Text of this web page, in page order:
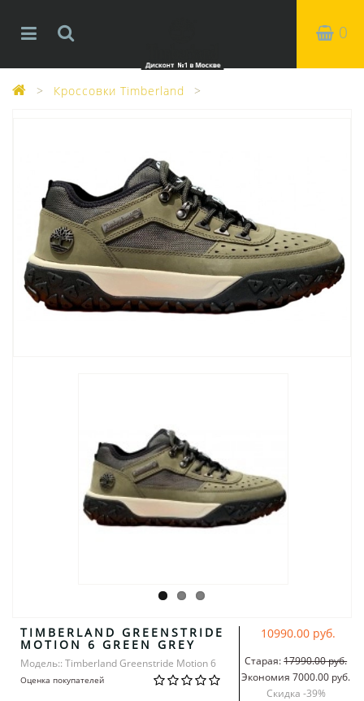
0
Кроссовки Timberland
TIMBERLAND GREENSTRIDE
MOTION 6 GREEN GREY
Модель:: Timberland Greenstride Motion 6
Оценка покупателей
10990.00 руб.
Старая:17990.00 руб.
Экономия 7000.00 руб.
Скидка -39%